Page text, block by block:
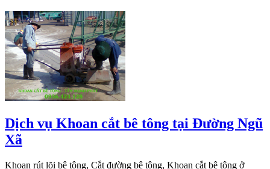
Dịch vụ Khoan cắt bê tông tại Đường Ngũ
Xã
Khoan rút lõi bê tông, Cắt đường bê tông, Khoan cắt bê tông ở